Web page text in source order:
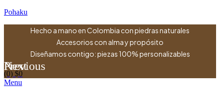
Pohaku
Hecho a mano en Colombia con piedras naturales
Accesorios con alma y propósito
Diseñamos contigo: piezas 100% personalizables
Previous
Next
(0) $0
Menu